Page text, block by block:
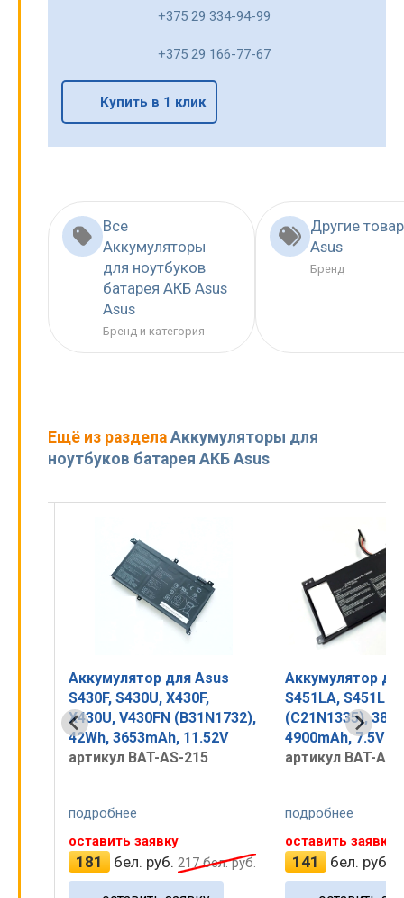
+375 29 334-94-99
+375 29 166-77-67
Купить в 1 клик
Все
Аккумуляторы
для ноутбуков
батарея АКБ Asus
Asus
Бренд и категория
Другие
Asus
Бренд
Ещё из раздела Аккумуляторы для
ноутбуков батарея АКБ Asus
Аккумулятор для Asus
S451LA, S451LN, S451LB,
(C21N1335), 38Wh,
4900mAh, 7.5V
артикул BAT-AS-79
подробнее
оставить заявку
141 бел. руб. 169бел. руб.
Аккумулятор
Taichi 21, (C32-
35Wh, 3200mAh,
артикул BAT-
подробнее
оставить заявку
161 бел. руб.